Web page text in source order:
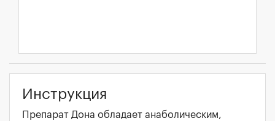
Инструкция
Препарат Дона обладает анаболическим,